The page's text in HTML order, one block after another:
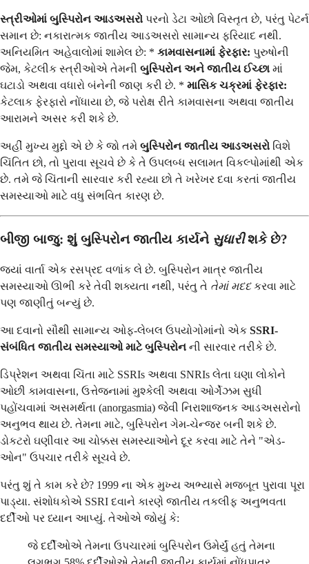
સ્ત્રીઓમાં બુસ્પિરોન આડઅસરો પરનો ડેટા ઓછો વિસ્તૃત છે, પરંતુ પેટર્ન
સમાન છે: નકારાત્મક જાતીય આડઅસરો સામાન્ય ફરિયાદ નથી.
અનિયમિત અહેવાલોમાં શામેલ છે: * કામવાસનામાં ફેરફાર: પુરુષોની
જેમ, કેટલીક સ્ત્રીઓએ તેમની બુસ્પિરોન અને જાતીય ઈચ્છા માં
ઘટાડો અથવા વધારો બંનેની જાણ કરી છે. * માસિક ચક્રમાં ફેરફાર:
કેટલાક ફેરફારો નોંધાયા છે, જે પરોક્ષ રીતે કામવાસના અથવા જાતીય
આરામને અસર કરી શકે છે.
અહીં મુખ્ય મુદ્દો એ છે કે જો તમે બુસ્પિરોન જાતીય આડઅસરો વિશે
ચિંતિત છો, તો પુરાવા સૂચવે છે કે તે ઉપલબ્ધ સલામત વિકલ્પોમાંથી એક
છે. તમે જે ચિંતાની સારવાર કરી રહ્યા છો તે ખરેખર દવા કરતાં જાતીય
સમસ્યાઓ માટે વધુ સંભવિત કારણ છે.
બીજી બાજુ: શું બુસ્પિરોન જાતીય કાર્યને સુધારીશકે છે?
જ્યાં વાર્તા એક રસપ્રદ વળાંક લે છે. બુસ્પિરોન માત્ર જાતીય
સમસ્યાઓ ઊભી કરે તેવી શક્યતા નથી, પરંતુ તે તેમાં મદદકરવા માટે
પણ જાણીતું બન્યું છે.
આ દવાનો સૌથી સામાન્ય ઓફ-લેબલ ઉપયોગોમાંનો એક SSRI-
સંબંધિત જાતીય સમસ્યાઓ માટે બુસ્પિરોન ની સારવાર તરીકે છે.
ડિપ્રેશન અથવા ચિંતા માટે SSRIs અથવા SNRIs લેતા ઘણા લોકોને
ઓછી કામવાસના, ઉત્તેજનામાં મુશ્કેલી અથવા ઓર્ગેઝમ સુધી
પહોંચવામાં અસમર્થતા (anorgasmia) જેવી નિરાશાજનક આડઅસરોનો
અનુભવ થાય છે. તેમના માટે, બુસ્પિરોન ગેમ-ચેન્જર બની શકે છે.
ડોકટરો ઘણીવાર આ ચોક્કસ સમસ્યાઓને દૂર કરવા માટે તેને "એડ-
ઓન" ઉપચાર તરીકે સૂચવે છે.
પરંતુ શું તે કામ કરે છે? 1999 ના એક મુખ્ય અભ્યાસે મજબૂત પુરાવા પૂરા
પાડ્યા. સંશોધકોએ SSRI દવાને કારણે જાતીય તકલીફ અનુભવતા
દર્દીઓ પર ધ્યાન આપ્યું. તેઓએ જોયું કે:
જે દર્દીઓએ તેમના ઉપચારમાં બુસ્પિરોન ઉમેર્યું હતું તેમના